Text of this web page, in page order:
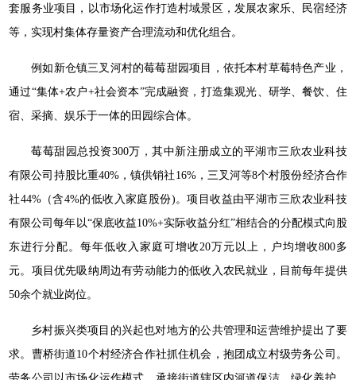
套服务业项目，以市场化运作打造村域景区，发展农家乐、民宿经济
等，实现村集体存量资产合理流动和优化组合。
例如新仓镇三叉河村的莓莓甜园项目，依托本村草莓特色产业，
通过“集体+农户+社会资本”完成融资，打造集观光、研学、餐饮、住
宿、采摘、娱乐于一体的田园综合体。
莓莓甜园总投资300万，其中新注册成立的平湖市三欣农业科技
有限公司持股比重40%，镇供销社16%，三叉河等8个村股份经济合作
社44%（含4%的低收入家庭股份)。项目收益由平湖市三欣农业科技
有限公司每年以“保底收益10%+实际收益分红”相结合的分配模式向股
东进行分配。每年低收入家庭可增收20万元以上，户均增收800多
元。项目优先吸纳周边有劳动能力的低收入农民就业，目前每年提供
50余个就业岗位。
乡村振兴类项目的兴起也对地方的公共管理和运营维护提出了要
求。曹桥街道10个村经济合作社抓住机会，抱团成立村级劳务公司。